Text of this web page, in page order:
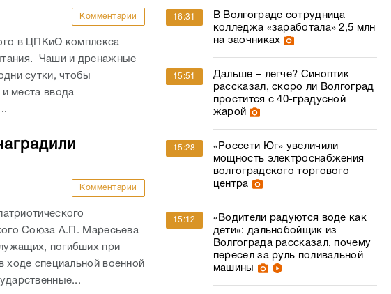
Комментарии
в ЦПКиО комплекса
Чаши и дренажные
сутки, чтобы
и места ввода
Комментарии
Союза А.П. Маресьева
погибших при
ходе специальной военной
16:31
В Волгограде сотрудница
колледжа «заработала» 2,5 млн
на заочниках
15:51
Дальше – легче? Синоптик
рассказал, скоро ли Волгоград
простится с 40-градусной
жарой
15:28
«Россети Юг» увеличили
мощность электроснабжения
волгоградского торгового
центра
15:12
«Водители радуются воде как
дети»: дальнобойщик из
Волгограда рассказал, почему
пересел за руль поливальной
машины